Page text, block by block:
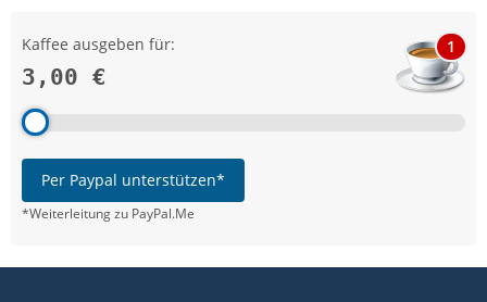
Kaffee ausgeben für:
3,00 €
1
Per Paypal unterstützen*
*Weiterleitung zu PayPal.Me